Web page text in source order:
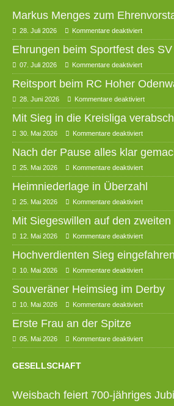
Markus Menges zum
28. Juli 2026 Kommentare deaktiviert
Ehrungen beim Sportfest des
07. Juli 2026 Kommentare deaktiviert
Reitsport beim RC Hoher
28. Juni 2026 Kommentare deaktiviert
Mit Sieg in die Kreisliga
30. Mai 2026 Kommentare deaktiviert
Nach der Pause alles klar
25. Mai 2026 Kommentare deaktiviert
Heimniederlage in Überzahl
25. Mai 2026 Kommentare deaktiviert
Mit Siegeswillen auf den zweiten
12. Mai 2026 Kommentare deaktiviert
Hochverdienten Sieg eingefahren
10. Mai 2026 Kommentare deaktiviert
Souveräner Heimsieg im Derby
10. Mai 2026 Kommentare deaktiviert
Erste Frau an der Spitze
05. Mai 2026 Kommentare deaktiviert
GESELLSCHAFT
Weisbach feiert 700-jähriges